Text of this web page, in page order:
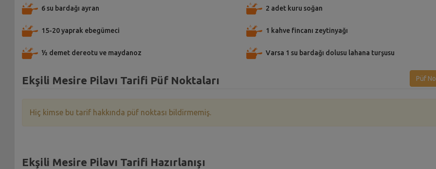
6 su bardağı ayran
15-20 yaprak ebegümeci
½ demet dereotu ve maydanoz
2 adet kuru soğan
1 kahve fincanı zeytinyağı
Varsa 1 su bardağı dolusu lahana turşusu
Ekşili Mesire Pilavı Tarifi Püf Noktaları Püf
Hiç kimse bu tarif hakkında püf noktası bildirmemiş.
Ekşili Mesire Pilavı Tarifi Hazırlanışı